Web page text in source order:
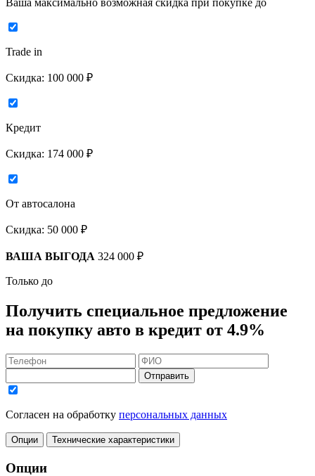
Ваша максимально возможная скидка при покупке до
Trade in
Скидка: 100 000 ₽
Кредит
Скидка: 174 000 ₽
От автосалона
Скидка: 50 000 ₽
ВАША ВЫГОДА 324 000 ₽
Только до
Получить специальное предложение
на покупку авто в кредит от 4.9%
Отправить
Согласен на обработку персональных данных
Опции Технические характеристики
Опции